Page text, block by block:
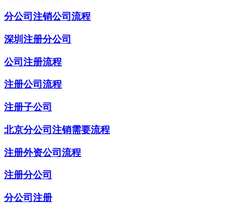
分公司注销公司流程
深圳注册分公司
公司注册流程
注册公司流程
注册子公司
北京分公司注销需要流程
注册外资公司流程
注册分公司
分公司注册